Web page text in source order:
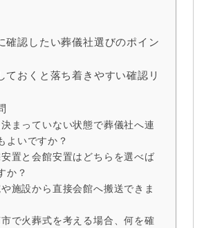
確認したい葬儀社選びのポイン
ておくと落ち着きやすい確認リ
まっていない状態で葬儀社へ連
よいですか？
置と会館安置はどちらを選べば
か？
施設から直接会館へ搬送できま
で火葬式を考える場合、何を確